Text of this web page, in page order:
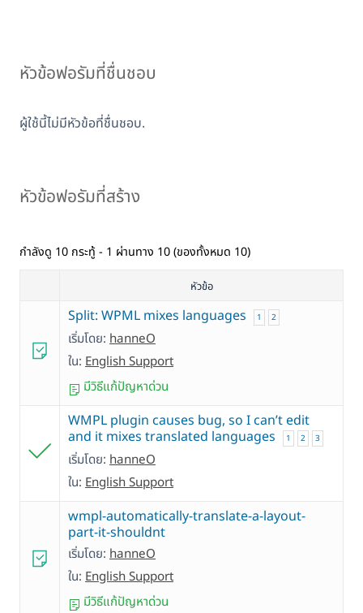
หัวข้อฟอรัมที่ชื่นชอบ
ผู้ใช้นี้ไม่มีหัวข้อที่ชื่นชอบ.
หัวข้อฟอรัมที่สร้าง
กำลังดู 10 กระทู้ - 1 ผ่านทาง 10 (ของทั้งหมด 10)
หัวข้อ
Split: WPML mixes languages 1 2
เริ่มโดย: hanneO
ใน: English Support
มีวิธีแก้ปัญหาด่วน
WMPL plugin causes bug, so I can’t edit
and it mixes translated languages
1 2 3
เริ่มโดย: hanneO
ใน: English Support
wmpl-automatically-translate-a-layout-
part-it-shouldnt
เริ่มโดย: hanneO
ใน: English Support
มีวิธีแก้ปัญหาด่วน